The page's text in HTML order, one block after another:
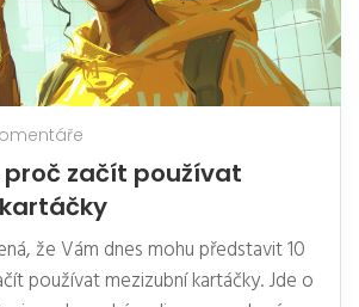
proč začít používat
že Vám dnes mohu představit 10
používat mezizubní kartáčky. Jde o